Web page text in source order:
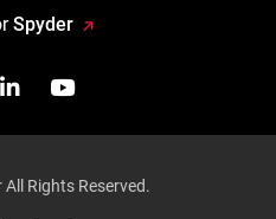
Spyder
Follow us on Linkedin
Watch us on
Rights Reserved.